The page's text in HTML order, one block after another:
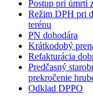
Postup pri úmrtí
Režim DPH pri
terénu
PN dohodára
Krátkodobý
Refakturácia
Predčasný
prekročenie
Odklad DPPO